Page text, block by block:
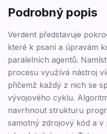
Podrobný popis
Verdent představuje
které k psaní a úpravám
paralelních agentů.
procesu využívá nástroj
přičemž každý z nich se
vývojového cyklu.
navrhnout strukturu
samotný zdrojový kód a